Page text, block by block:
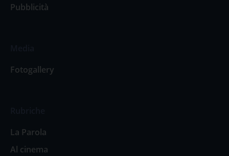
Pubblicità
Fotogallery
La Parola
Al cinema